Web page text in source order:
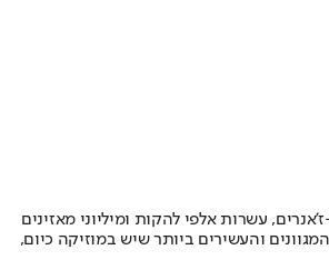
עשרות אלפי להקות ומיליוני מאזינים
שנים גדושות מוזיקה של אחד הז'אנרים המגוונים והעשירים ביותר שיש במוזיקה כיום,